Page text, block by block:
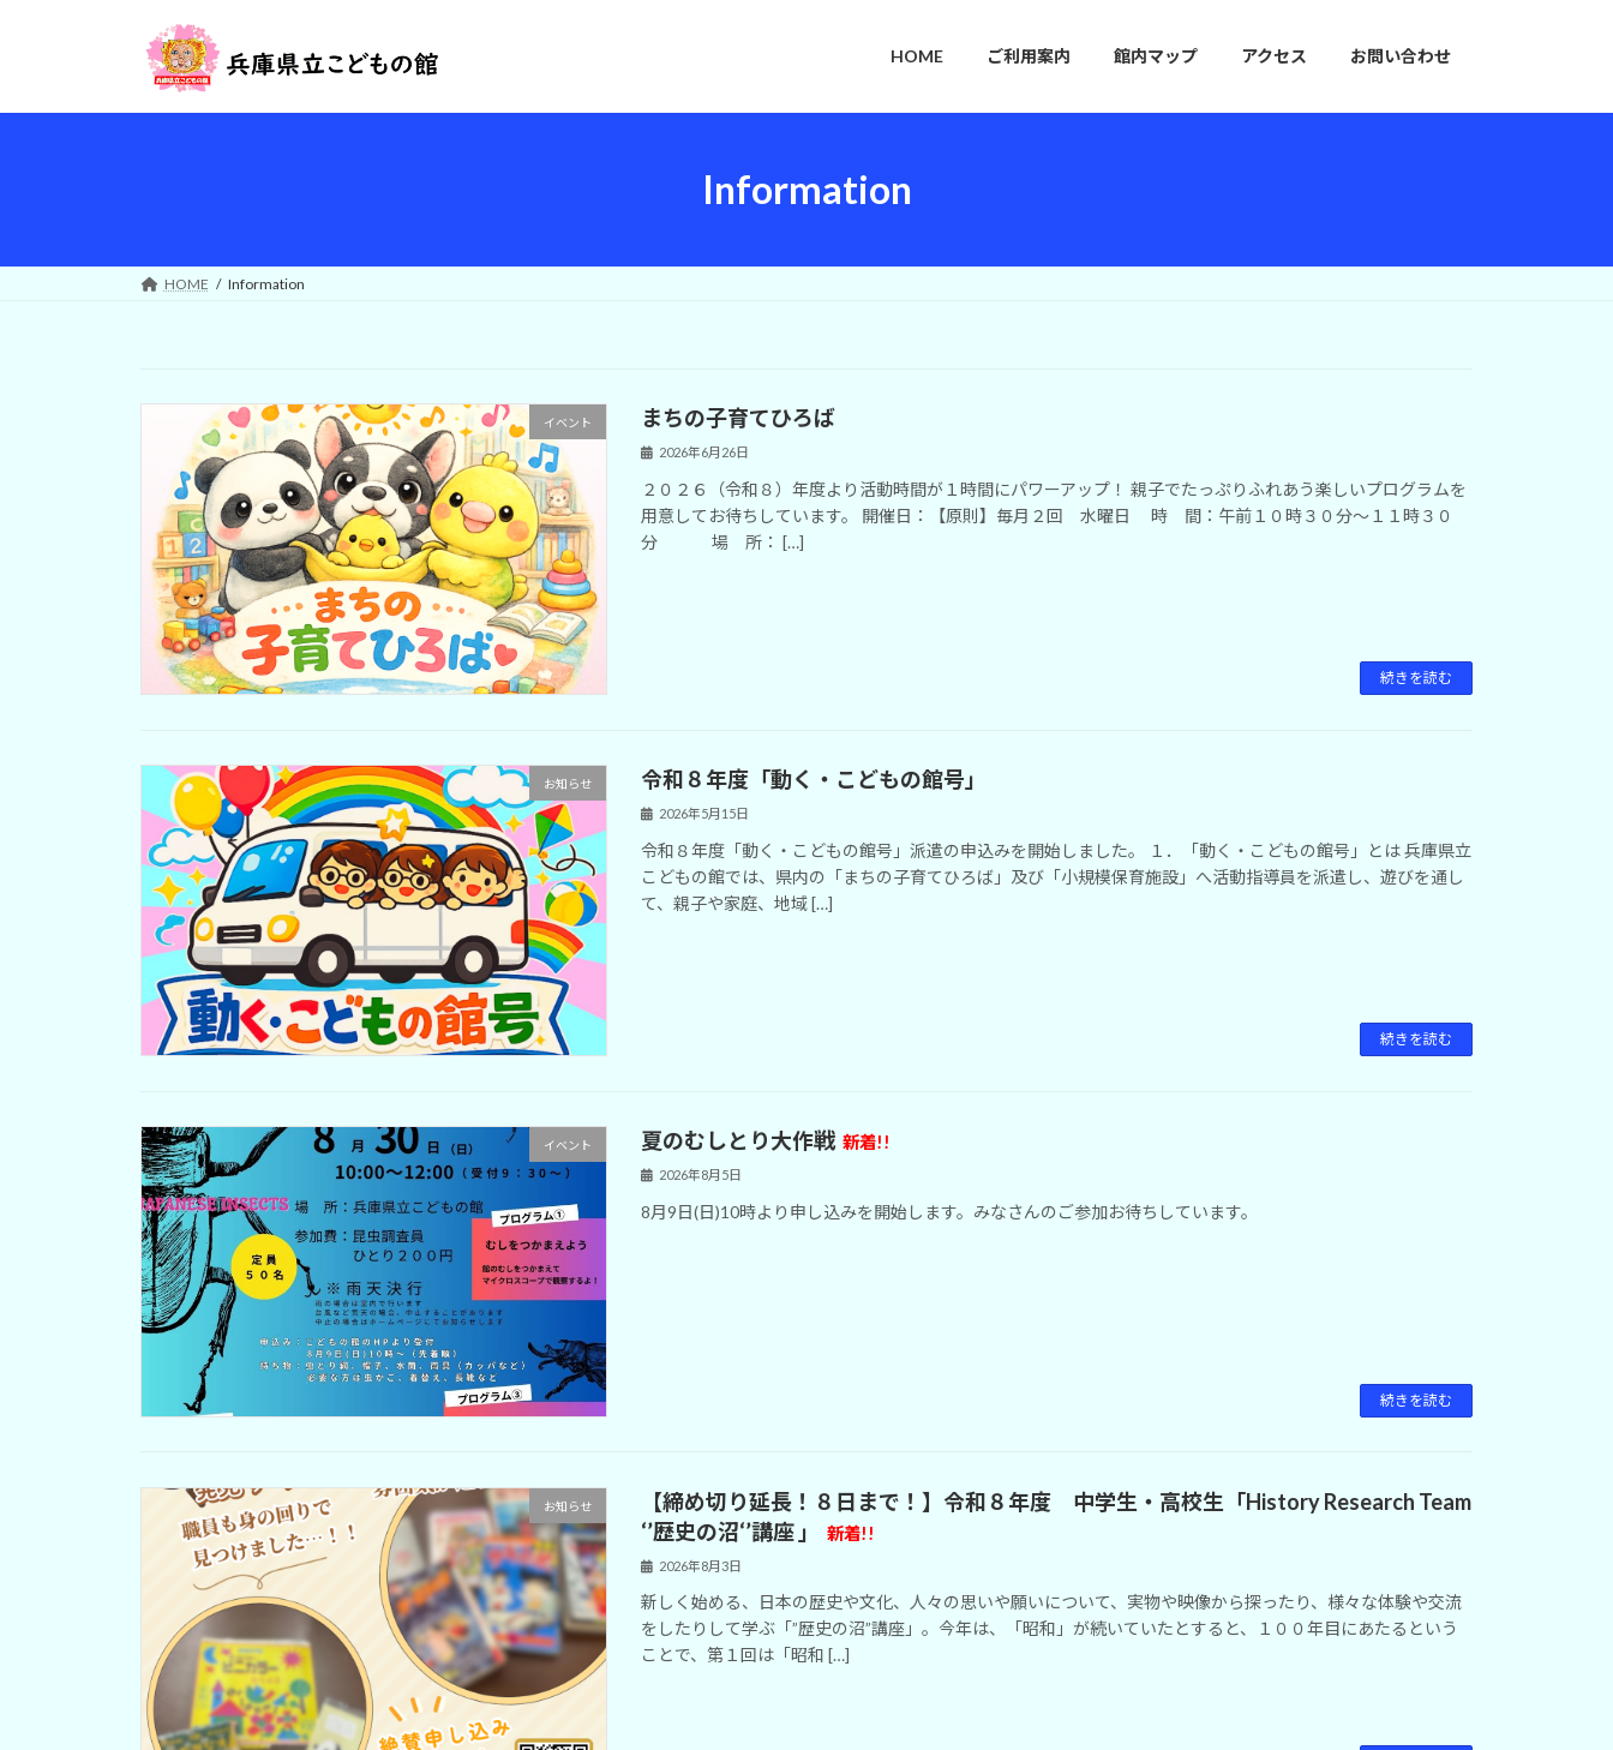
プ
動
HOME ご利用案内 館内マップ アクセス お問い合わせ
Information
HOME Information
イベント まちの子育てひろば
2026年6月26日
２０２６（令和８）年度より活動時間が１時間にパワーアップ！ 親子でたっぷりふれあう楽しいプログラムを
用意してお待ちしています。 開催日：【原則】毎月２回 水曜日 時 間：午前１０時３０分〜１１時３０
分 場 所： […]
続きを読む
お知らせ 令和８年度「動く・こどもの館号」
2026年5月15日
令和８年度「動く・こどもの館号」派遣の申込みを開始しました。 １．「動く・こどもの館号」とは 兵庫県立
こどもの館では、県内の「まちの子育てひろば」及び「小規模保育施設」へ活動指導員を派遣し、遊びを通し
て、親子や家庭、地域 […]
続きを読む
イベント 夏のむしとり大作戦 新着!!
2026年8月5日
8月9日(日)10時より申し込みを開始します。みなさんのご参加お待ちしています。
続きを読む
お知らせ
【締め切り延長！８日まで！】令和８年度 中学生・高校生「History Research Team
‘’歴史の沼‘’講座 」
新着!!
2026年8月3日
新しく始める、日本の歴史や文化、人々の思いや願いについて、実物や映像から探ったり、様々な体験や交流
をしたりして学ぶ「”歴史の沼”講座」。今年は、「昭和」が続いていたとすると、１００年目にあたるという
ことで、第１回は「昭和 […]